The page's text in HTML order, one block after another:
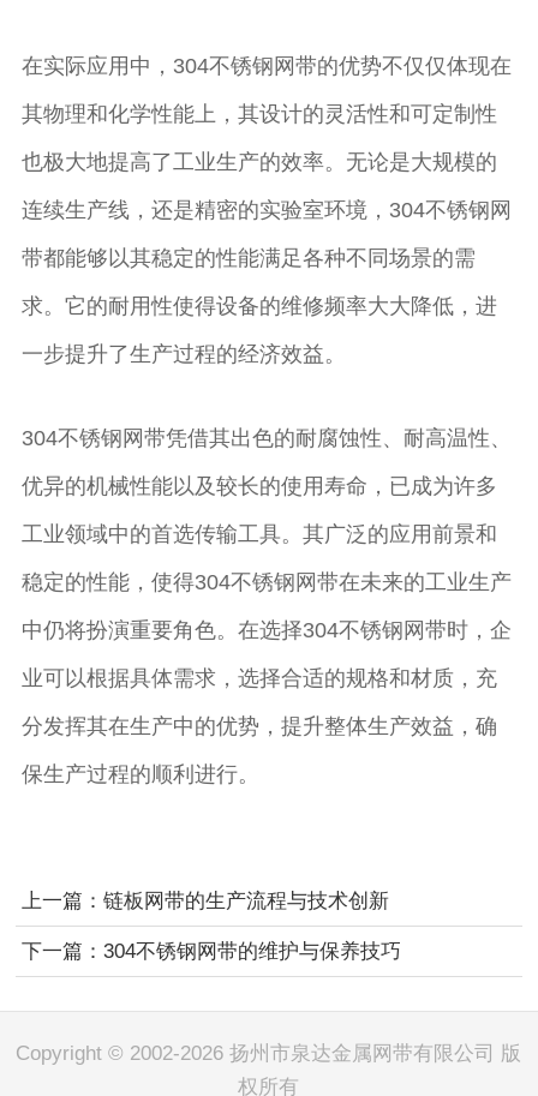
在实际应用中，304不锈钢网带的优势不仅仅体现在
其物理和化学性能上，其设计的灵活性和可定制性
也极大地提高了工业生产的效率。无论是大规模的
连续生产线，还是精密的实验室环境，304不锈钢网
带都能够以其稳定的性能满足各种不同场景的需
求。它的耐用性使得设备的维修频率大大降低，进
一步提升了生产过程的经济效益。
304不锈钢网带凭借其出色的耐腐蚀性、耐高温性、
优异的机械性能以及较长的使用寿命，已成为许多
工业领域中的首选传输工具。其广泛的应用前景和
稳定的性能，使得304不锈钢网带在未来的工业生产
中仍将扮演重要角色。在选择304不锈钢网带时，企
业可以根据具体需求，选择合适的规格和材质，充
分发挥其在生产中的优势，提升整体生产效益，确
保生产过程的顺利进行。
上一篇：链板网带的生产流程与技术创新
下一篇：304不锈钢网带的维护与保养技巧
Copyright © 2002-2026 扬州市泉达金属网带有限公司 版
权所有